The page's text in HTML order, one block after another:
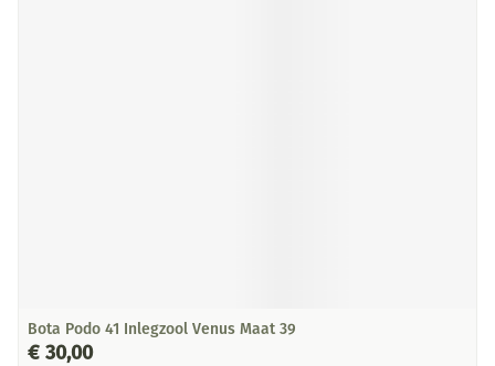
Bota Podo 41 Inlegzool Venus Maat 39
€ 30,00